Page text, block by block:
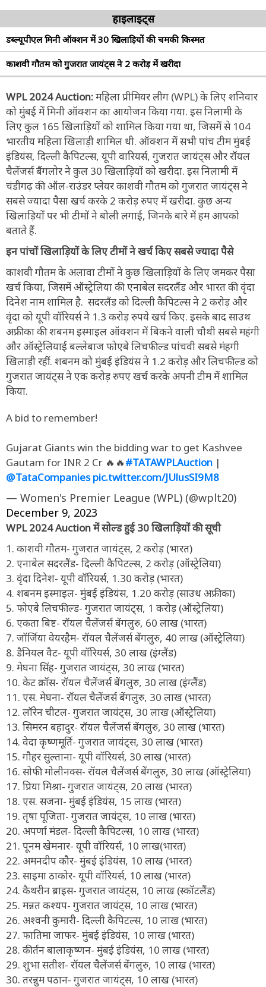
हाइलाइट्स
डब्ल्यूपीएल मिनी ऑक्शन में 30 खिलाड़ियों की चमकी किस्मत
काशवी गौतम को गुजरात जायंट्स ने 2 करोड़ में खरीदा
WPL 2024 Auction:महिला प्रीमियर लीग (WPL) के लिए शनिवार
को मुंबई में मिनी ऑक्शन का आयोजन किया गया. इस निलामी के
लिए कुल 165 खिलाड़ियों को शामिल किया गया था, जिसमें से 104
भारतीय महिला खिलाड़ी शामिल थी. ऑक्शन में सभी पांच टीम मुंबई
इंडियंस, दिल्ली कैपिटल्स, यूपी वारियर्स, गुजरात जायंट्स और रॉयल
चैलेंजर्स बैंगलोर ने कुल 30 खिलाड़ियों को खरीदा. इस निलामी में
चंडीगढ़ की ऑल-राउंडर प्लेयर काशवी गौतम को गुजरात जायंट्स ने
सबसे ज्यादा पैसा खर्च करके 2 करोड़ रुपए में खरीदा. कुछ अन्य
खिलाड़ियों पर भी टीमों ने बोली लगाई, जिनके बारे में हम आपको
बताते हैं.
इन पांचों खिलाड़ियों के लिए टीमों ने खर्च किए सबसे ज्यादा पैसे
काशवी गौतम के अलावा टीमों ने कुछ खिलाड़ियों के लिए जमकर पैसा
खर्च किया, जिसमें ऑस्ट्रेलिया की एनाबेल सदरलैंड और भारत की वृंदा
दिनेश नाम शामिल है. सदरलैंड को दिल्ली कैपिटल्स ने 2 करोड़ और
वृंदा को यूपी वॉरियर्स ने 1.3 करोड़ रुपये खर्च किए. इसके बाद साउथ
अफ्रीका की शबनम इस्माइल ऑक्शन में बिकने वाली चौथी सबसे महंगी
और ऑस्ट्रेलियाई बल्लेबाज फोएबे लिचफील्ड पांचवी सबसे मंहगी
खिलाड़ी रहीं. शबनम को मुंबई इंडियंस ने 1.2 करोड़ और लिचफील्ड को
गुजरात जायंट्स ने एक करोड़ रुपए खर्च करके अपनी टीम में शामिल
किया.
A bid to remember!
Gujarat Giants win the bidding war to get Kashvee
Gautam for INR 2 Cr 🔥🔥#TATAWPLAuction |
@TataCompanies pic.twitter.com/JUlusSI9M8
— Women's Premier League (WPL) (@wplt20)
December 9, 2023
WPL 2024 Auction में सोल्ड हुई 30 खिलाड़ियों की सूची
1. काशवी गौतम- गुजरात जायंट्स, 2 करोड़ (भारत)
2. एनाबेल सदरलैंड- दिल्ली कैपिटल्स, 2 करोड़ (ऑस्ट्रेलिया)
3. वृंदा दिनेश- यूपी वॉरियर्स, 1.30 करोड़ (भारत)
4. शबनम इस्माइल- मुंबई इंडियंस, 1.20 करोड़ (साउथ अफ्रीका)
5. फोएबे लिचफील्ड- गुजरात जायंट्स, 1 करोड़ (ऑस्ट्रेलिया)
6. एकता बिष्ट- रॉयल चैलेंजर्स बेंगलुरु, 60 लाख (भारत)
7. जॉर्जिया वेयरहैम- रॉयल चैलेंजर्स बेंगलुरु, 40 लाख (ऑस्ट्रेलिया)
8. डैनियल वैट- यूपी वॉरियर्स, 30 लाख (इंग्लैंड)
9. मेघना सिंह- गुजरात जायंट्स, 30 लाख (भारत)
10. केट क्रॉस- रॉयल चैलेंजर्स बेंगलुरु, 30 लाख (इंग्लैंड)
11. एस. मेघना- रॉयल चैलेंजर्स बेंगलुरु, 30 लाख (भारत)
12. लॉरेन चीटल- गुजरात जायंट्स, 30 लाख (ऑस्ट्रेलिया)
13. सिमरन बहादुर- रॉयल चैलेंजर्स बेंगलुरु, 30 लाख (भारत)
14. वेदा कृष्णमूर्ति- गुजरात जायंट्स, 30 लाख (भारत)
15. गौहर सुल्ताना- यूपी वॉरियर्स, 30 लाख (भारत)
16. सोफी मोलीनक्स- रॉयल चैलेंजर्स बेंगलुरु, 30 लाख (ऑस्ट्रेलिया)
17. प्रिया मिश्रा- गुजरात जायंट्स, 20 लाख (भारत)
18. एस. सजना- मुंबई इंडियंस, 15 लाख (भारत)
19. तृषा पूजिता- गुजरात जायंट्स, 10 लाख (भारत)
20. अपर्णा मंडल- दिल्ली कैपिटल्स, 10 लाख (भारत)
21. पूनम खेमनार- यूपी वॉरियर्स, 10 लाख(भारत)
22. अमनदीप कौर- मुंबई इंडियंस, 10 लाख (भारत)
23. साइमा ठाकोर- यूपी वॉरियर्स, 10 लाख (भारत)
24. कैथरीन ब्राइस- गुजरात जायंट्स, 10 लाख (स्कॉटलैंड)
25. मन्नत कश्यप- गुजरात जायंट्स, 10 लाख (भारत)
26. अश्वनी कुमारी- दिल्ली कैपिटल्स, 10 लाख (भारत)
27. फातिमा जाफर- मुंबई इंडियंस, 10 लाख (भारत)
28. कीर्तन बालाकृष्णन- मुंबई इंडियंस, 10 लाख (भारत)
29. शुभा सतीश- रॉयल चैलेंजर्स बेंगलुरु, 10 लाख (भारत)
30. तरन्नुम पठान- गुजरात जायंट्स, 10 लाख (भारत)